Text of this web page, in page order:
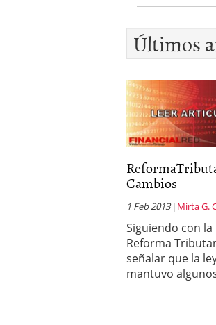
Últimos
Cambios
1 Feb 2013 Mirta G.
Siguiendo con la
Reforma
señalar que la
mantuvo